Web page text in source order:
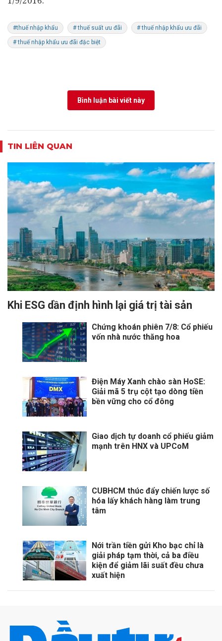
#thuế nhập khẩu # thuế suất ưu đãi # thuế nhập khẩu ưu đãi
# thuế nhập khẩu ưu đãi đặc biệt
Bình luận bài viết này
TIN LIÊN QUAN
Khi ESG dần định hình lại giá trị tài sản
Chứng khoán phiên 7/8: Cổ phiếu
vốn nhà nước thăng hoa
Điện Máy Xanh chào sàn HoSE:
Giải mã 5 trụ cột tạo dòng tiền
bền vững cho cổ đông
Giao dịch tự doanh cổ phiếu giảm
mạnh trên HNX và UPCoM
CUBHCM thúc đẩy chiến lược số
hóa lấy khách hàng làm trung
tâm
Nới trần tiền gửi Kho bạc chỉ là
giải pháp tạm thời, cả ba điều
kiện để giảm lãi suất đều chưa
xuất hiện